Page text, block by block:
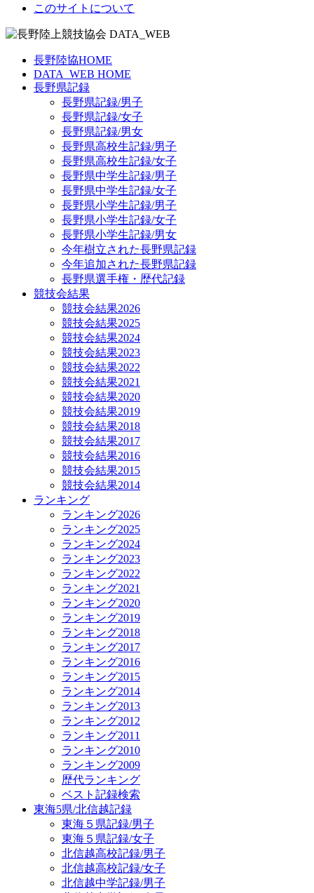
このサイトについて
長野陸協HOME
DATA_WEB HOME
長野県記録
長野県記録/男子
長野県記録/女子
長野県記録/男女
長野県高校生記録/男子
長野県高校生記録/女子
長野県中学生記録/男子
長野県中学生記録/女子
長野県小学生記録/男子
長野県小学生記録/女子
長野県小学生記録/男女
今年樹立された長野県記録
今年追加された長野県記録
長野県選手権・歴代記録
競技会結果
競技会結果2026
競技会結果2025
競技会結果2024
競技会結果2023
競技会結果2022
競技会結果2021
競技会結果2020
競技会結果2019
競技会結果2018
競技会結果2017
競技会結果2016
競技会結果2015
競技会結果2014
ランキング
ランキング2026
ランキング2025
ランキング2024
ランキング2023
ランキング2022
ランキング2021
ランキング2020
ランキング2019
ランキング2018
ランキング2017
ランキング2016
ランキング2015
ランキング2014
ランキング2013
ランキング2012
ランキング2011
ランキング2010
ランキング2009
歴代ランキング
ベスト記録検索
東海5県/北信越記録
東海５県記録/男子
東海５県記録/女子
北信越高校記録/男子
北信越高校記録/女子
北信越中学記録/男子